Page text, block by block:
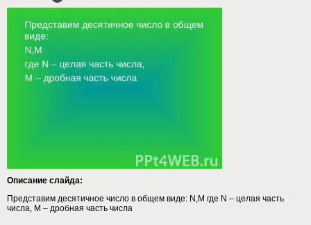
Описание слайда:
Представим десятичное число в общем виде: N,M где N – целая часть
числа, M – дробная часть числа